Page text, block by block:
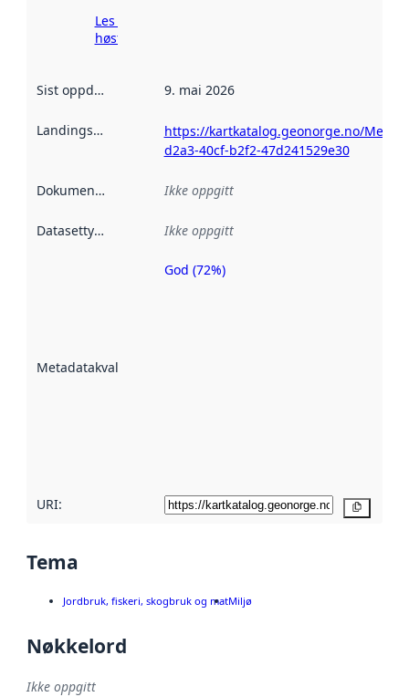
Les mer om
høsting her
Sist oppdatert 9. mai 2026
Landingsside
https://kartkatalog.geonorge.no/
d2a3-40cf-b2f2-47d241529e30
Dokumentasjon Ikke oppgitt
Datasettype Ikke oppgitt
Metadatakvalitet
Metadatakvalitet
God (72%)
URI:
Tema
Jordbruk, fiskeri, skogbruk og matMiljø
Nøkkelord
Ikke oppgitt